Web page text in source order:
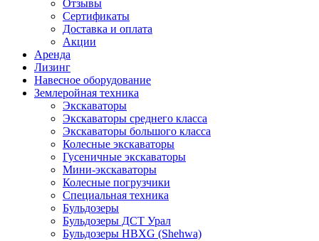
Отзывы
Сертификаты
Доставка и оплата
Акции
Аренда
Лизинг
Навесное оборудование
Землеройная техника
Экскаваторы
Экскаваторы среднего класса
Экскаваторы большого класса
Колесные экскаваторы
Гусеничные экскаваторы
Мини-экскаваторы
Колесные погрузчики
Специальная техника
Бульдозеры
Бульдозеры ДСТ Урал
Бульдозеры HBXG (Shehwa)